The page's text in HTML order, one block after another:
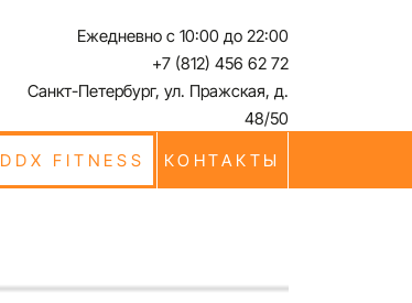
Ежедневно с 10:00 до 22:00
+7 (812) 456 62 72
Санкт-Петербург, ул. Пражская, д.
48/50
DDX FITNESS КОНТАКТЫ